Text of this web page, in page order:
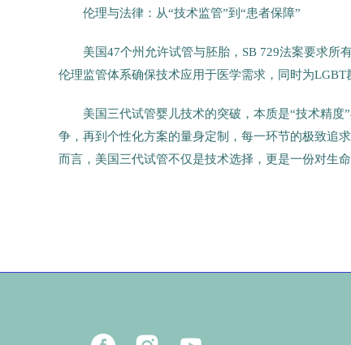
伦理与法律：从“技术监管”到“患者保障”
美国47个州允许试管与胚胎，SB 729法案要求
伦理监管体系确保技术应用于医学需求，同时为LGBT
美国三代试管婴儿技术的突破，本质是“技术精
争，再到个性化方案的量身定制，每一环节的极致追
而言，美国三代试管不仅是技术选择，更是一份对生命